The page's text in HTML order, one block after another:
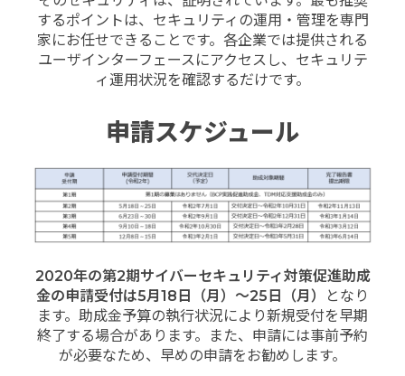
するポイントは、セキュリティの運用・管理を専門
家にお任せできることです。各企業では提供される
ユーザインターフェースにアクセスし、セキュリテ
ィ運用状況を確認するだけです。
申請スケジュール
2020年の第2期サイバーセキュリティ対策促進助成
金の申請受付は5月18 日（月）～25 日（月）
となり
ます。助成金予算の執行状況により新規受付を早期
終了する場合があります。また、申請には事前予約
が必要なため、早めの申請をお勧めします。